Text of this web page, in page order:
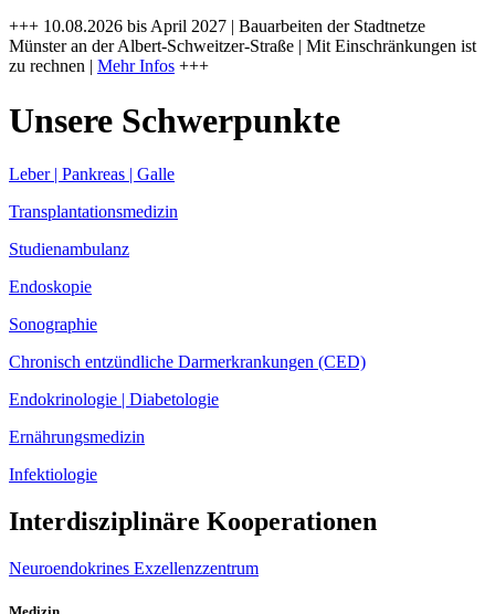
+++ 10.08.2026 bis April 2027 | Bauarbeiten der Stadtnetze
Münster an der Albert-Schweitzer-Straße | Mit Einschränkungen ist
zu rechnen | Mehr Infos +++
Unsere Schwerpunkte
Leber | Pankreas | Galle
Transplantationsmedizin
Studienambulanz
Endoskopie
Sonographie
Chronisch entzündliche Darmerkrankungen (CED)
Endokrinologie | Diabetologie
Ernährungsmedizin
Infektiologie
Interdisziplinäre Kooperationen
Neuroendokrines Exzellenzzentrum